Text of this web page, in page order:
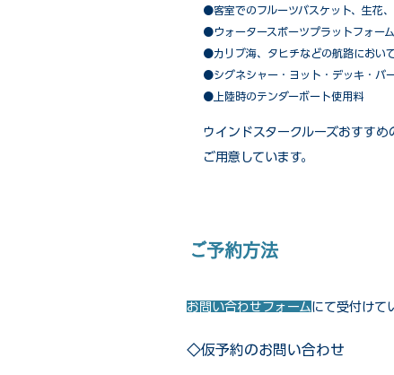
●客室でのフルーツバスケット、生花
●ウォータースポーツプラットフォー
●カリブ海、タヒチなどの航路におい
​●シグネシャー・ヨット・デッキ・バ
●上陸時のテンダーボート使用料
ウインドスタークルーズおすす
ご用意しています。
ご予約方法
お問い合わせフォームにて受付けて
◇仮予約のお問い合わせ